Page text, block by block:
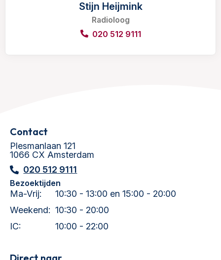
Stijn Heijmink
Radioloog
020 512 9111
Contact
Plesmanlaan 121
1066 CX Amsterdam
020 512 9111
Bezoektijden
Ma-Vrij:
10:30 - 13:00 en 15:00 - 20:00
Weekend: 10:30 - 20:00
IC:
10:00 - 22:00